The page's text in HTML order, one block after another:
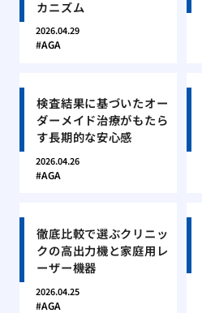
カニズム
2026.04.29
AGA
検査結果に基づいたオー
ダーメイド治療がもたら
す長期的な安心感
2026.04.26
AGA
徹底比較で選ぶクリニッ
クの高出力機と家庭用レ
ーザー機器
2026.04.25
AGA